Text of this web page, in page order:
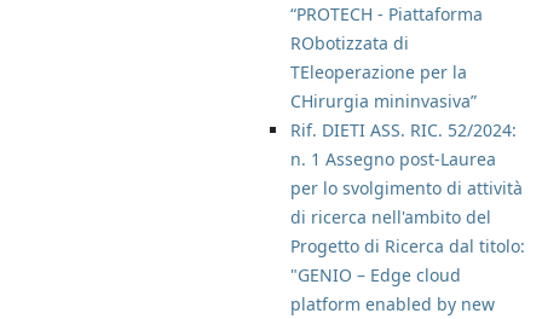
“PROTECH - Piattaforma
RObotizzata di
TEleoperazione per la
CHirurgia mininvasiva”
Rif. DIETI ASS. RIC. 52/2024:
n. 1 Assegno post-Laurea
per lo svolgimento di attività
di ricerca nell'ambito del
Progetto di Ricerca dal titolo:
"GENIO – Edge cloud
platform enabled by new